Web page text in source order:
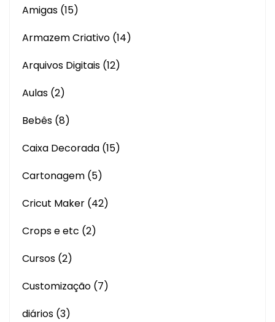
Amigas (15)
Armazem Criativo (14)
Arquivos Digitais (12)
Aulas (2)
Bebês (8)
Caixa Decorada (15)
Cartonagem (5)
Cricut Maker (42)
Crops e etc (2)
Cursos (2)
Customização (7)
diários (3)